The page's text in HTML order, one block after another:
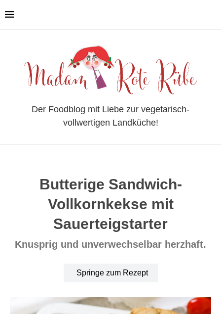
Der Foodblog mit Liebe zur vegetarisch-
vollwertigen Landküche!
Butterige Sandwich-
Vollkornkekse mit
Sauerteigstarter
Knusprig und unverwechselbar herzhaft.
Springe zum Rezept